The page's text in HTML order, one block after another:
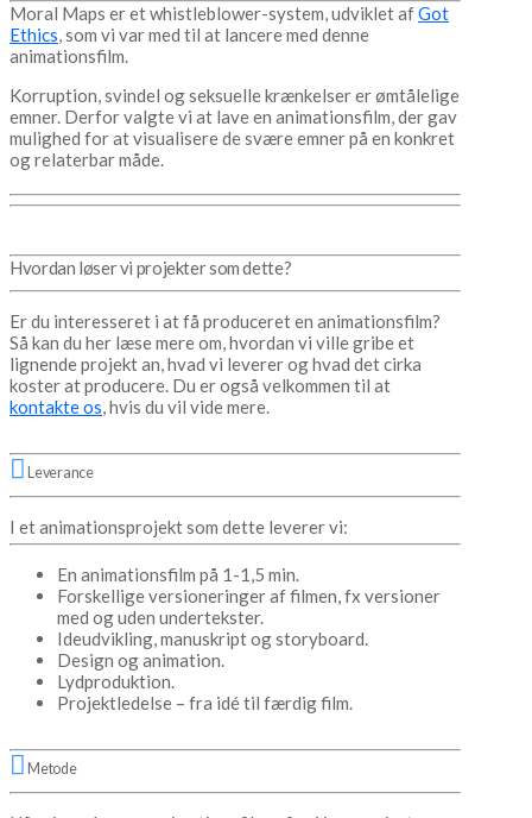
Moral Maps er et whistleblower-system, udviklet afGot
Ethics, som vi var med til at lancere med denne
animationsfilm.
Korruption, svindel og seksuelle krænkelser er ømtålelige
emner. Derfor valgte vi at lave en animationsfilm, der gav
mulighed for at visualisere de svære emner på en konkret
og relaterbar måde.
Hvordan løser vi projekter som dette?
Er du interesseret i at få produceret en animationsfilm?
Så kan du her læse mere om, hvordan vi ville gribe et
lignende projekt an, hvad vi leverer og hvad det cirka
koster at producere. Du er også velkommen til at
kontakte os, hvis du vil vide mere.
Leverance
I et animationsprojekt som dette leverer vi:
En animationsfilm på 1-1,5 min.
Forskellige versioneringer af filmen, fx versioner
med og uden undertekster.
Ideudvikling, manuskript og storyboard.
Design og animation.
Lydproduktion.
Projektledelse – fra idé til færdig film.
Metode